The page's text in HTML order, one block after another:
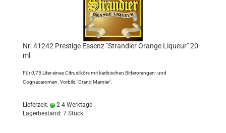
Nr. 41242 Prestige Essenz "Strandier Orange Liqueur" 20
ml
Für 0,75 Liter eines Citruslikörs mit karibischen Bitterorangen- und
Cognacaromen. Vorbild "Grand Marnier".
Lieferzeit:
2-4 Werktage
Lagerbestand: 7 Stück